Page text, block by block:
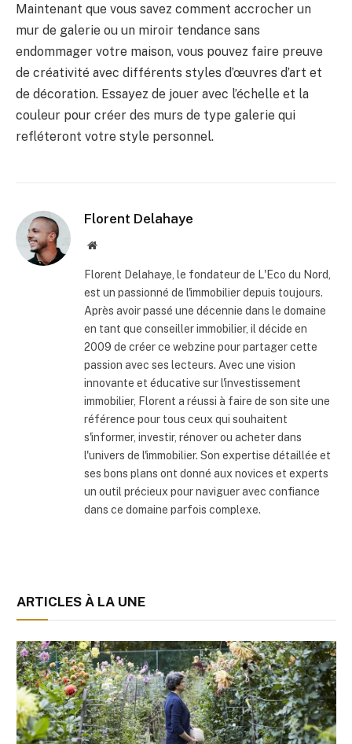
Maintenant que vous savez comment accrocher un
mur de galerie ou un miroir tendance sans
endommager votre maison, vous pouvez faire preuve
de créativité avec différents styles d’œuvres d’art et
de décoration. Essayez de jouer avec l’échelle et la
couleur pour créer des murs de type galerie qui
refléteront votre style personnel.
Florent Delahaye
Site
Florent Delahaye, le fondateur de L'Eco du Nord,
est un passionné de l'immobilier depuis toujours.
Après avoir passé une décennie dans le domaine
en tant que conseiller immobilier, il décide en
2009 de créer ce webzine pour partager cette
passion avec ses lecteurs. Avec une vision
innovante et éducative sur l'investissement
immobilier, Florent a réussi à faire de son site une
référence pour tous ceux qui souhaitent
s'informer, investir, rénover ou acheter dans
l'univers de l'immobilier. Son expertise détaillée et
ses bons plans ont donné aux novices et experts
un outil précieux pour naviguer avec confiance
dans ce domaine parfois complexe.
ARTICLES À LA UNE